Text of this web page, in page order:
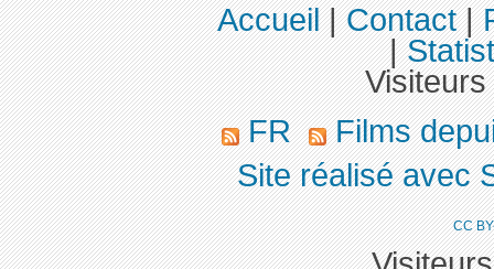
Accueil|Contact|
|
FR
Films
Site réalisé avec
CC